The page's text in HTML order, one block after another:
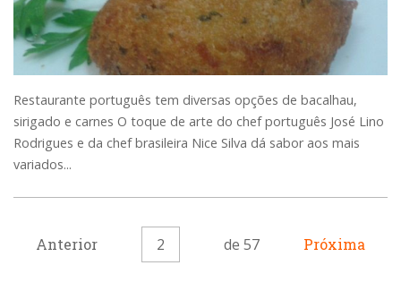
Restaurante português tem diversas opções de bacalhau,
sirigado e carnes O toque de arte do chef português José Lino
Rodrigues e da chef brasileira Nice Silva dá sabor aos mais
variados...
Anterior 2 de 57 Próxima